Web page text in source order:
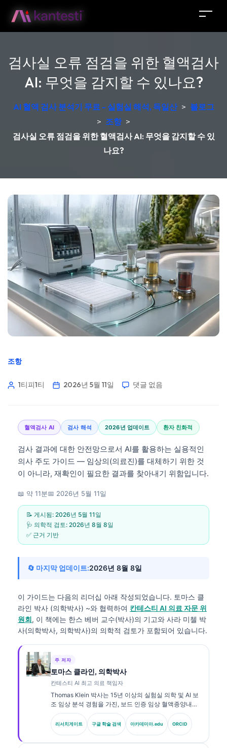
검사실 오류 점검을 위한 혈액검사
AI: 무엇을 감지할 수 있나요?
AI 혈액 검사 분석기 무료 - 실험실 해석, 독일산 > 블로그
> 조항 >
검사실 오류 점검을 위한 혈액검사 AI: 무엇을 감지할 수 있
나요?
조항
1티피1티 2026년 5월 11일 댓글 없음
혈액검사 AI 검사 해석 2026년 업데이트 환자 친화적
검사 결과에 대한 안전망으로서 AI를 활용하는 실용적인
의사 주도 가이드 — 임상의(의료진)를 대체하기 위한 것
이 아니라, 재확인이 필요한 결과를 찾아내기 위함입니다.
📖 약 11분📅 2026년 5월 11일
📝 게시됨: 2026년 5월 11일
🩺 의학적 검토: 2026년 8월 8일
✅ 근거 기반
🔄 마지막 업데이트:2026년 8월 8일
이 가이드는 다음의 리더십 아래 작성되었습니다. 토마스 클
라인 박사 (의학박사) ~와 협력하여 칸테스티 AI 의료 자문 위
원회, 이 책에는 한스 베버 교수(박사)의 기고와 사라 미첼 박
사(의학박사, 의학박사)의 의학적 검토가 포함되어 있습니다.
주 저자
토마스 클라인, 의학박사
칸테스티 AI 최고 의료 책임자
Thomas Klein 박사는 15년 이상의 실험실 의학 및 AI 보
조 임상 분석 경험을 가진, 보드 인증 임상 혈액종양내과
전문의이자 내과 전문의입니다. Kantesti AI의 최고 의료
책임자(CMO)로서 그는 독자적 신경망의 의학적 정확성
에 대한 임상적 감독을 제공합니다. Klein 박사는 생체표
리서치게이트 구글 학술 검색 아카데미아.edu ORCID